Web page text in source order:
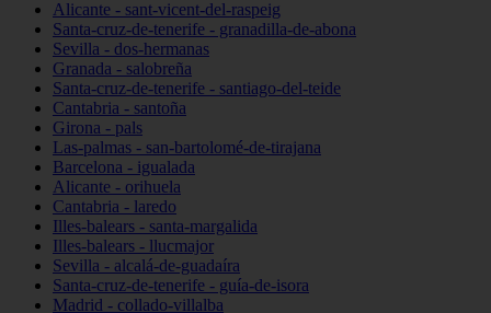
Alicante - sant-vicent-del-raspeig
Santa-cruz-de-tenerife - granadilla-de-abona
Sevilla - dos-hermanas
Granada - salobreña
Santa-cruz-de-tenerife - santiago-del-teide
Cantabria - santoña
Girona - pals
Las-palmas - san-bartolomé-de-tirajana
Barcelona - igualada
Alicante - orihuela
Cantabria - laredo
Illes-balears - santa-margalida
Illes-balears - llucmajor
Sevilla - alcalá-de-guadaíra
Santa-cruz-de-tenerife - guía-de-isora
Madrid - collado-villalba